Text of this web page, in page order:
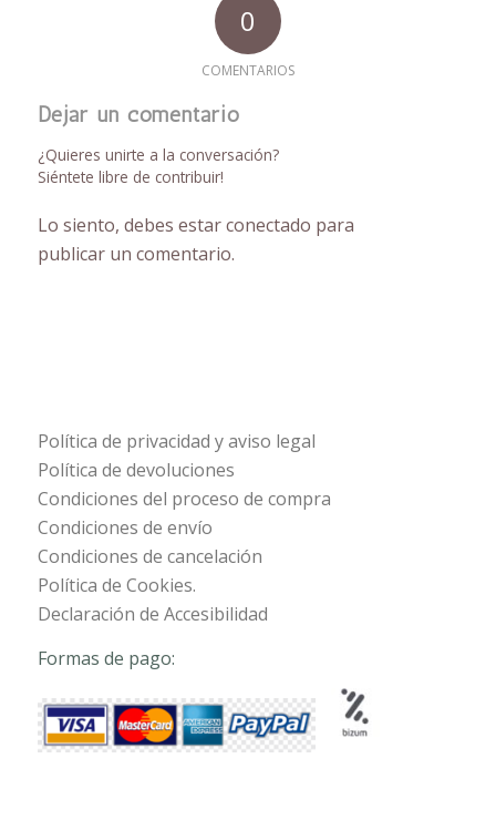
0
COMENTARIOS
Dejar un comentario
¿Quieres unirte a la conversación?
Siéntete libre de contribuir!
Lo siento, debes estarconectado para
publicar un comentario.
Política de privacidad y aviso legal
Política de devoluciones
Condiciones del proceso de compra
Condiciones de envío
Condiciones de cancelación
Política de Cookies.
Declaración de Accesibilidad
Formas de pago: